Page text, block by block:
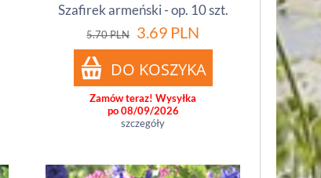
Szafirek armeński - op. 10 szt.
5.70PLN 3.69 PLN
Zamów teraz! Wysyłka
po 08/09/2026
szczegóły